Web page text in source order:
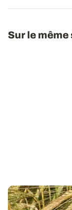
Sur le
Orge de